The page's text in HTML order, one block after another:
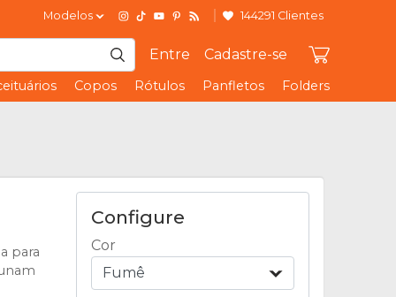
Modelos 144291 Clientes
Entre Cadastre-se
Copos Rótulos Panfletos Folders
para
Configure
Cor
Fumê